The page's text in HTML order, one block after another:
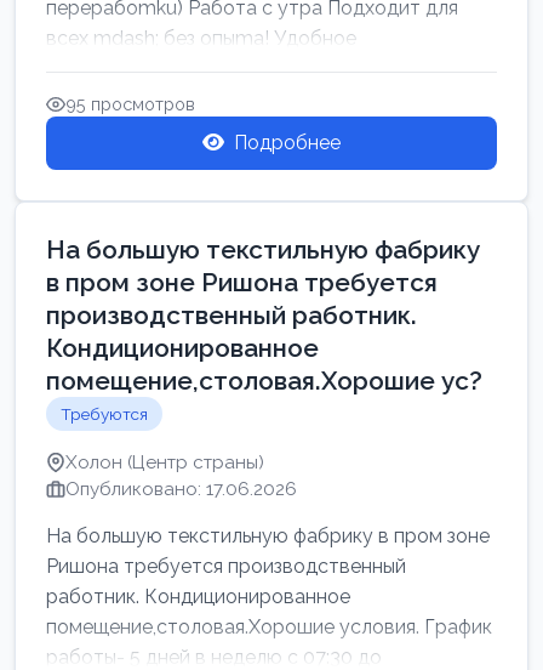
перерабоmku) Работа с утpa Подходит для
всех mdash; без опыma! Удобное
раcnoложение Н...
95 просмотров
Подробнее
На большую текстильную фабрику
в пром зоне Ришона требуется
производственный работник.
Кондиционированное
помещение,столовая.Хорошие ус?
Требуются
Холон (Центр страны)
Опубликовано: 17.06.2026
На большую текстильную фабрику в пром зоне
Ришона требуется производственный
работник. Кондиционированное
помещение,столовая.Хорошие условия. График
работы- 5 дней в неделю с 07:30 до